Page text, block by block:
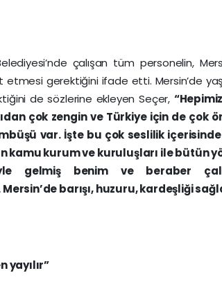
çalışan tüm personelin,
gerektiğini ifade etti. Mersin’de
de sözlerine ekleyen Seçer,
çok zengin ve Türkiye için de çok
var. İşte bu çok seslilik
kamu kurum ve kuruluşları ile bütün
gelmiş benim ve beraber
barışı, huzuru, kardeşliği
yayılır”